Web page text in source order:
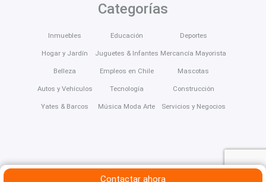
Contactar ahora
Categorías
Inmuebles
Hogar y Jardín
Belleza
Autos y Vehículos
Yates & Barcos
Educación
Juguetes & Infantes
Empleos en Chile
Tecnología
Música Moda Arte
Deportes
Mercancía Mayorista
Mascotas
Construcción
Servicios y Negocios